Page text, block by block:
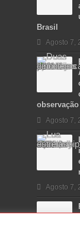
Brasil
Agosto 7,
Agosto 7,
Agosto 7,